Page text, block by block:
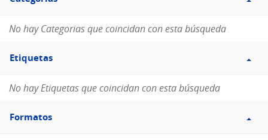
Categorias
No hay Categorias que coincidan con esta búsqueda
Filtro
Etiquetas
Etiquetas
No hay Etiquetas que coincidan con esta búsqueda
Filtro
Formatos
Formatos